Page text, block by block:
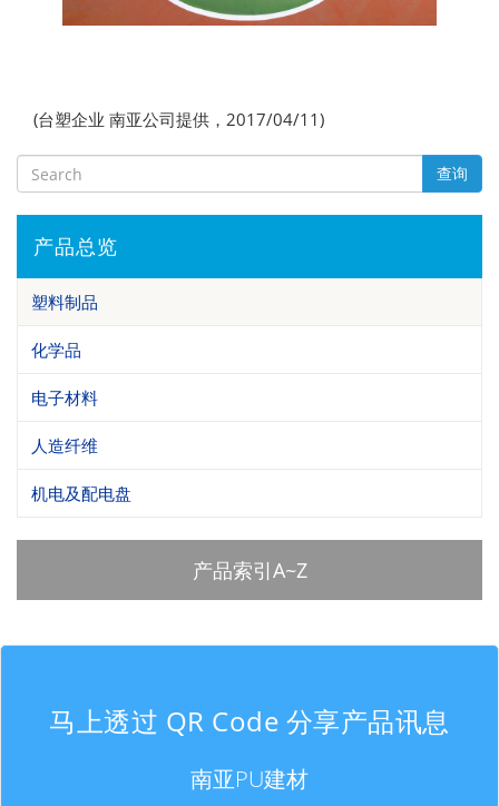
(台塑企业 南亚公司提供，2017/04/11)
查询
产品总览
塑料制品
化学品
电子材料
人造纤维
机电及配电盘
产品索引A~Z
马上透过 QR Code 分享产品讯息
南亚PU建材